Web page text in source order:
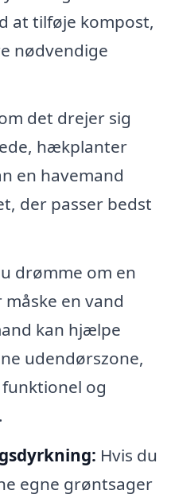
at tilføje kompost,
nødvendige
det drejer sig
hækplanter
en havemand
der passer bedst
drømme om en
en vand
kan hjælpe
udendørszone,
og
Hvis du
egne grøntsager